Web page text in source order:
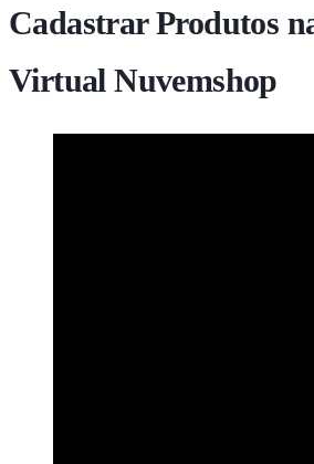
Cadastrar Produtos
Virtual Nuvemshop